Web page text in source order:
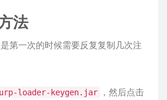
法
第一次的时候需要反复复制几次注
loader-keygen.jar ，然后点击